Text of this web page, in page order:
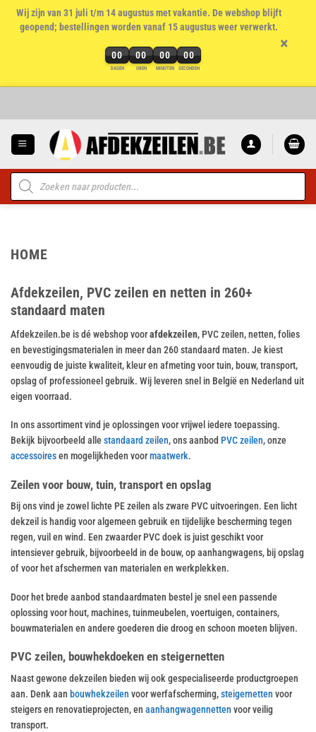
Wij zijn van 31 juli t/m 14 augustus met vakantie. De webshop blijft
geopend; bestellingen worden vanaf 15 augustus weer verwerkt.
00
DAGEN
00
UREN
00
MINUTEN
00
SECONDEN
×
Producten
zoeken
HOME
Afdekzeilen, PVC zeilen en netten in 260+
standaard maten
Afdekzeilen.be is dé webshop voorafdekzeilen, PVC zeilen, netten, folies
en bevestigingsmaterialen in meer dan 260 standaard maten. Je kiest
eenvoudig de juiste kwaliteit, kleur en afmeting voor tuin, bouw, transport,
opslag of professioneel gebruik. Wij leveren snel in België en Nederland uit
eigen voorraad.
In ons assortiment vind je oplossingen voor vrijwel iedere toepassing.
Bekijk bijvoorbeeld allestandaard zeilen, ons aanbod PVC zeilen, onze
accessoiresen mogelijkheden voormaatwerk.
Zeilen voor bouw, tuin, transport en opslag
Bij ons vind je zowel lichte PE zeilen als zware PVC uitvoeringen. Een licht
dekzeil is handig voor algemeen gebruik en tijdelijke bescherming tegen
regen, vuil en wind. Een zwaarder PVC doek is juist geschikt voor
intensiever gebruik, bijvoorbeeld in de bouw, op aanhangwagens, bij opslag
of voor het afschermen van materialen en werkplekken.
Door het brede aanbod standaardmaten bestel je snel een passende
oplossing voor hout, machines, tuinmeubelen, voertuigen, containers,
bouwmaterialen en andere goederen die droog en schoon moeten blijven.
PVC zeilen, bouwhekdoeken en steigernetten
Naast gewone dekzeilen bieden wij ook gespecialiseerde productgroepen
aan. Denk aan bouwhekzeilen voor werfafscherming,steigernetten voor
steigers en renovatieprojecten, en aanhangwagennetten voor veilig
transport.